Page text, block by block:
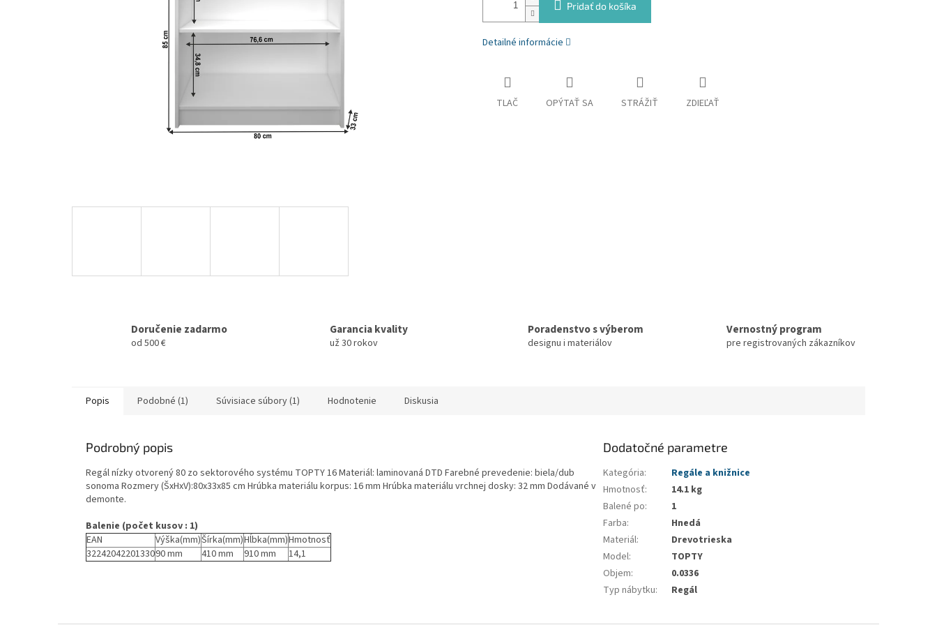
Pridať do košíka
Detailné informácie
TLAČ OPÝTAŤ SA STRÁŽIŤ ZDIEĽAŤ
Doručenie zadarmo
od 500 €
Garancia kvality
už 30 rokov
Poradenstvo s výberom
designu i materiálov
Vernostný program
pre registrovaných zákazníkov
Popis Podobné (1) Súvisiace súbory (1) Hodnotenie Diskusia
Podrobný popis
Regál nízky otvorený 80 zo sektorového systému TOPTY 16 Materiál: laminovaná DTD Farebné prevedenie: biela/dub
sonoma Rozmery (ŠxHxV):80x33x85 cm Hrúbka materiálu korpus: 16 mm Hrúbka materiálu vrchnej dosky: 32 mm Dodávané v
demonte.
Balenie (počet kusov : 1)
EAN
Výška(mm)Šírka(mm)Hĺbka(mm)Hmotnosť
3224204220133090 mm 410 mm 910 mm 14,1
Dodatočné parametre
Kategória:
Regále a knižnice
Hmotnosť:
14.1 kg
Balené po:
1
Farba:
Hnedá
Materiál:
Drevotrieska
Model:
TOPTY
Objem:
0.0336
Typ nábytku: Regál